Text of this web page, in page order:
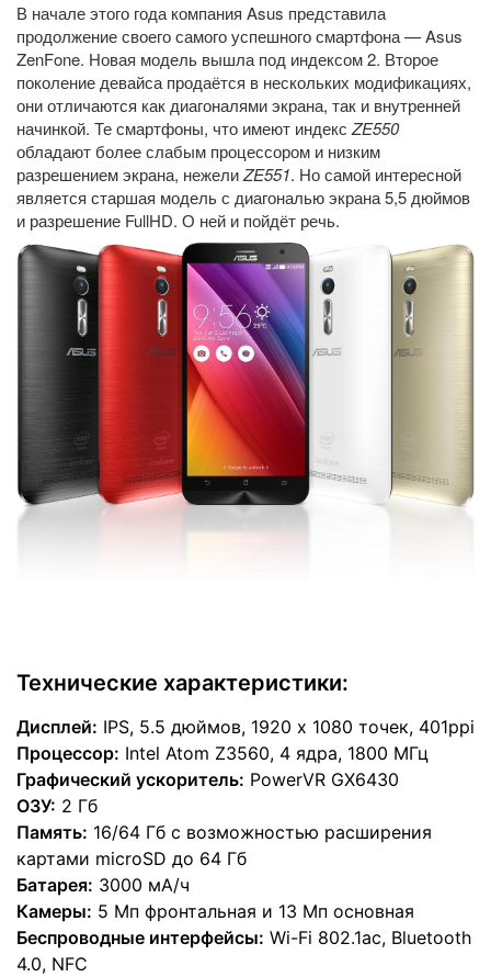
В начале этого года компания Asus представила
продолжение своего самого успешного смартфона — Asus
ZenFone. Новая модель вышла под индексом 2. Второе
поколение девайса продаётся в нескольких модификациях,
они отличаются как диагоналями экрана, так и внутренней
начинкой. Те смартфоны, что имеют индексZE550
обладают более слабым процессором и низким
разрешением экрана, нежелиZE551. Но самой интересной
является старшая модель с диагональю экрана 5,5 дюймов
и разрешение FullHD. О ней и пойдёт речь.
Технические характеристики:
Дисплей: IPS, 5.5 дюймов, 1920 x 1080 точек, 401ppi
Процессор: Intel Atom Z3560, 4 ядра, 1800 МГц
Графический ускоритель: PowerVR GX6430
ОЗУ: 2 Гб
Память: 16/64 Гб с возможностью расширения
картами microSD до 64 Гб
Батарея: 3000 мА/ч
Камеры: 5 Мп фронтальная и 13 Мп основная
Беспроводные интерфейсы: Wi-Fi 802.1ac, Bluetooth
4.0, NFC